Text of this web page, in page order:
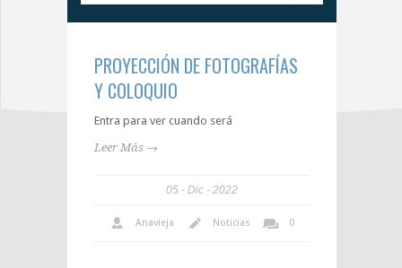
PROYECCIÓN DE FOTOGRAFÍAS
Y COLOQUIO
Entra para ver cuando será
Leer Más →
05 Dic 2022
Anavieja Noticias 0